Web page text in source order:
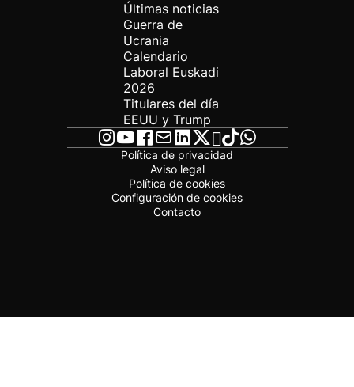
Últimas noticias
Guerra de
Ucrania
Calendario
Laboral Euskadi
2026
Titulares del día
EEUU y Trump
Política de privacidad
Aviso legal
Política de cookies
Configuración de cookies
Contacto